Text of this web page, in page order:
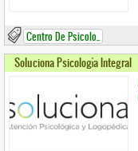
Centro De Psicolo..
Soluciona Psicología Integral